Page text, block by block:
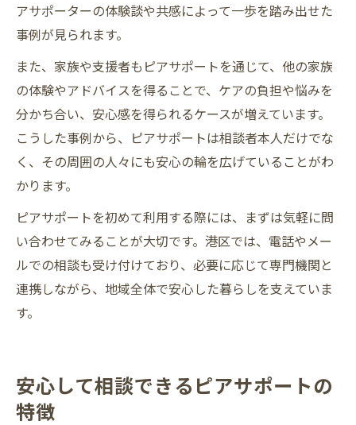
アサポーターの体験談や共感によって一歩を踏み出せた
事例が見られます。
また、家族や支援者もピアサポートを通じて、他の家族
の体験やアドバイスを得ることで、ケアの負担や悩みを
分かち合い、安心感を得られるケースが増えています。
こうした事例から、ピアサポートは相談者本人だけでな
く、その周囲の人々にも安心の輪を広げていることがわ
かります。
ピアサポートを初めて利用する際には、まずは気軽に問
い合わせてみることが大切です。港区では、電話やメー
ルでの相談も受け付けており、必要に応じて専門機関と
連携しながら、地域全体で安心した暮らしを支えていま
す。
安心して相談できるピアサポートの
特徴